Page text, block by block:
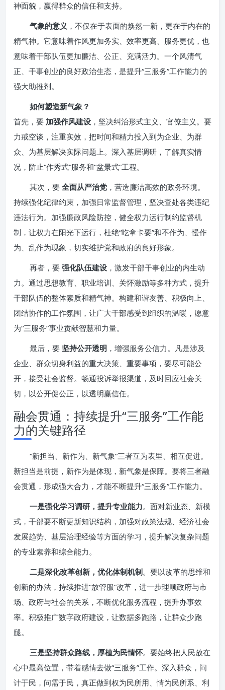
神面貌，赢得群众的信任和支持。
气象的意义 ，不仅在于表面的焕然一新，更在于内在的
精气神。它意味着作风更加务实、效率更高、服务更优，也
意味着干部队伍更加廉洁、公正、充满活力。一个风清气
正、干事创业的良好政治生态，是提升“三服务”工作能力的
强大助推剂。
如何塑造新气象？
首先，要 加强作风建设 ，坚决纠治形式主义、官僚主义。要
力戒空谈，注重实效，把时间和精力投入到为企业、为群
众、为基层解决实际问题上。深入基层调研，了解真实情
况，防止“作秀式”服务和“盆景式”工程。
其次，要 全面从严治党 ，营造廉洁高效的政务环境。
持续强化纪律约束，加强日常监督管理，坚决查处各类违纪
违法行为。加强廉政风险防控，健全权力运行制约监督机
制，让权力在阳光下运行，杜绝“吃拿卡要”和不作为、慢作
为、乱作为现象，切实维护党和政府的良好形象。
再者，要 强化队伍建设 ，激发干部干事创业的内生动
力。通过思想教育、职业培训、关怀激励等多种方式，提升
干部队伍的整体素质和精气神。构建和谐友善、积极向上、
团结协作的工作氛围，让广大干部感受到组织的温暖，愿意
为“三服务”事业贡献智慧和力量。
最后，要 坚持公开透明 ，增强服务公信力。凡是涉及
企业、群众切身利益的重大决策、重要事项，要尽可能公
开，接受社会监督。畅通投诉举报渠道，及时回应社会关
切，以公开促公正，以透明赢信任。
融会贯通：持续提升“三服务”工作能
力的关键路径
“新担当、新作为、新气象”三者互为表里、相互促进。
新担当是前提，新作为是体现，新气象是保障。要将三者融
会贯通，形成强大合力，才能不断提升“三服务”工作能力。
一是强化学习调研，提升专业能力。面对新业态、新模
式，干部要不断更新知识结构，加强对政策法规、经济社会
发展趋势、基层治理经验等方面的学习，提升解决复杂问题
的专业素养和综合能力。
二是深化改革创新，优化体制机制。要以改革的思维和
创新的办法，持续推进“放管服”改革，进一步理顺政府与市
场、政府与社会的关系，不断优化服务流程，提升办事效
率。积极推广数字政府建设，让数据多跑路，让群众少跑
腿。
三是坚持群众路线，厚植为民情怀。要始终把人民放在
心中最高位置，带着感情去做“三服务”工作。深入群众，问
计于民，问需于民，真正做到权为民所用、情为民所系、利